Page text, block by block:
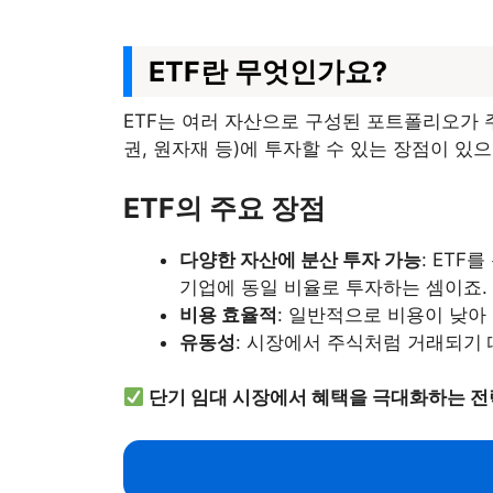
ETF란 무엇인가요?
ETF는 여러 자산으로 구성된 포트폴리오
권, 원자재 등)에 투자할 수 있는 장점이 있
ETF의 주요 장점
다양한 자산에 분산 투자 가능: ETF를
기업에 동일 비율로 투자하는 셈이죠.
비용 효율적: 일반적으로 비용이 낮
유동성: 시장에서 주식처럼 거래되기
단기 임대 시장에서 혜택을 극대화하는